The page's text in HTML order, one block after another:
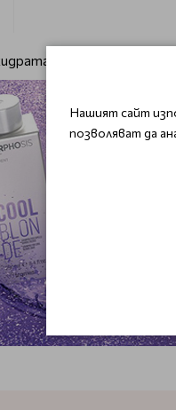
и придава
Нашият сайт
позволяват да